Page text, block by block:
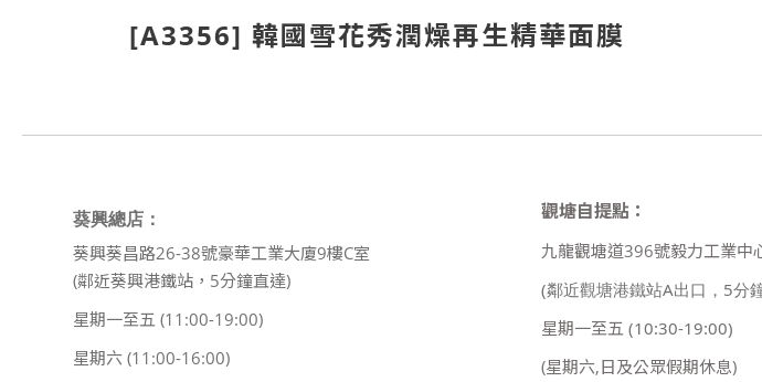
[A3356] 韓國雪花秀潤燥再生精華面膜
葵興總店：
葵興葵昌路26-38號豪華工業大廈9樓C室
(鄰近葵興港鐵站，5分鐘直達)
星期一至五 (11:00-19:00)
星期六 (11:00-16:00)
觀塘自提點：
九龍觀塘道396號毅力工業中
(鄰近觀塘港鐵站A出口，5分
星期一至五 (10:30-19:00)
(星期六,日及公眾假期休息)